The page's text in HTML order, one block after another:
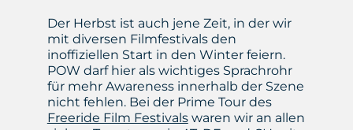
Der Herbst ist auch jene Zeit, in der wir
mit diversen Filmfestivals den
inoffiziellen Start in den Winter feiern.
POW darf hier als wichtiges Sprachrohr
für mehr Awareness innerhalb der Szene
nicht fehlen. Bei der Prime Tour des
Freeride Film Festivalswaren wir an allen